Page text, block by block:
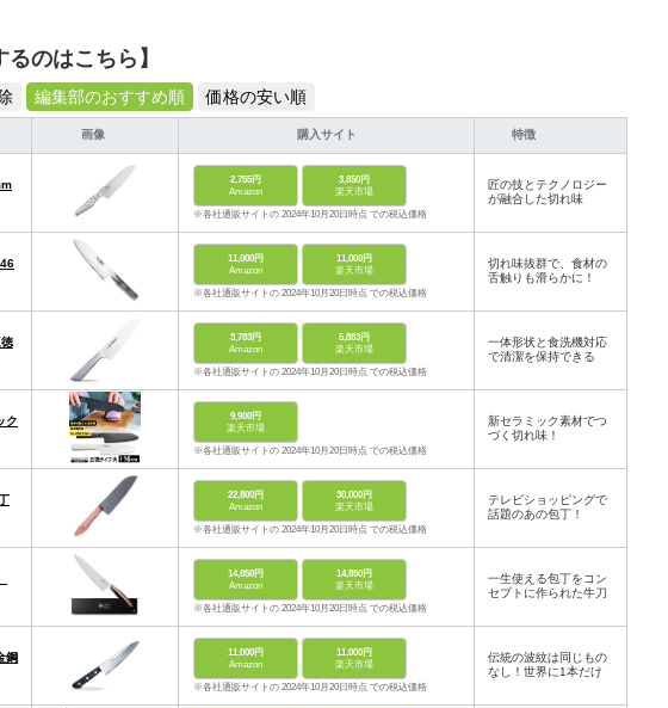
るのはこちら】
編集部のおすすめ順 価格の安い順
画像 購入サイト 特徴
2,755円
Amazon
3,850円
楽天市場
※各社通販サイトの 2024年10月20日時点 での税込価格
匠の技とテクノロジー
が融合した切れ味
11,000円
Amazon
11,000円
楽天市場
※各社通販サイトの 2024年10月20日時点 での税込価格
切れ味抜群で、食材の
舌触りも滑らかに！
3,783円
Amazon
5,883円
楽天市場
※各社通販サイトの 2024年10月20日時点 での税込価格
一体形状と食洗機対応
で清潔を保持できる
ク
9,900円
楽天市場
※各社通販サイトの 2024年10月20日時点 での税込価格
新セラミック素材でつ
づく切れ味！
22,800円
Amazon
30,000円
楽天市場
※各社通販サイトの 2024年10月20日時点 での税込価格
テレビショッピングで
話題のあの包丁！
14,850円
Amazon
14,850円
楽天市場
※各社通販サイトの 2024年10月20日時点 での税込価格
一生使える包丁をコン
セプトに作られた牛刀
鋼
11,000円
Amazon
11,000円
楽天市場
※各社通販サイトの 2024年10月20日時点 での税込価格
伝統の波紋は同じもの
なし！世界に1本だけ